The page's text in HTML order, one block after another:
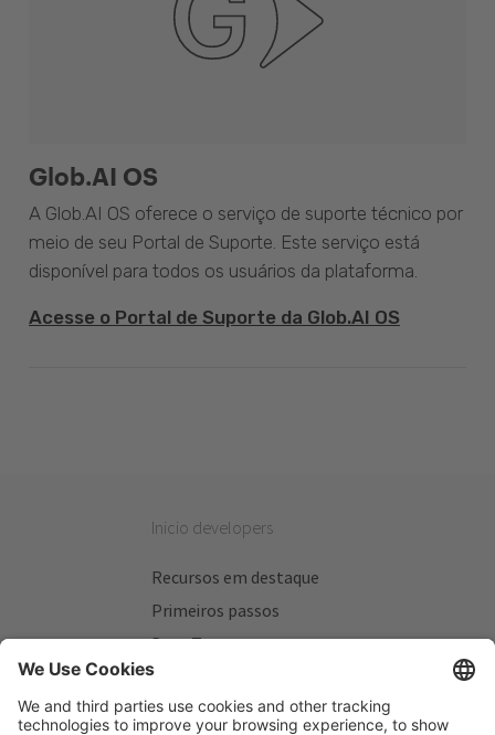
Glob.AI OS
A Glob.AI OS oferece o serviço de suporte técnico por
meio de seu Portal de Suporte. Este serviço está
disponível para todos os usuários da plataforma.
Acesse o Portal de Suporte da Glob.AI OS
Inicio developers
Recursos em destaque
Primeiros passos
Beta Testers
Meus Planos